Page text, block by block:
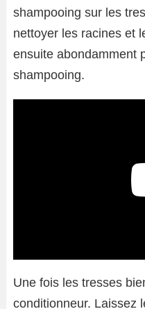
shampooing sur les
nettoyer les racines et
ensuite abondamment
shampooing.
Une fois les tresses
conditionneur. Laissez